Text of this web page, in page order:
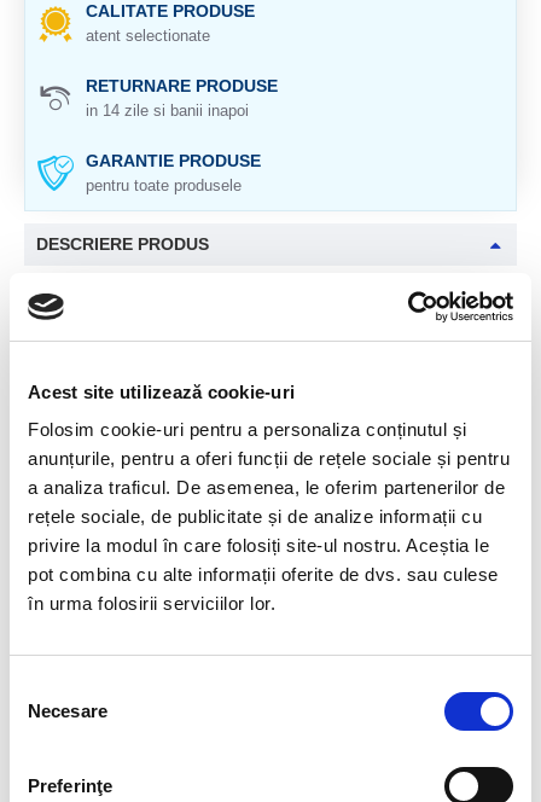
Acest site utilizează cookie-uri
Folosim cookie-uri pentru a personaliza conținutul și
anunțurile, pentru a oferi funcții de rețele sociale și pentru
a analiza traficul. De asemenea, le oferim partenerilor de
rețele sociale, de publicitate și de analize informații cu
privire la modul în care folosiți site-ul nostru. Aceștia le
pot combina cu alte informații oferite de dvs. sau culese
în urma folosirii serviciilor lor.
consimțământului
Necesare
Preferinţe
CALITATE PRODUSE
atent selectionate
RETURNARE PRODUSE
in 14 zile si banii inapoi
GARANTIE PRODUSE
pentru toate produsele
DESCRIERE PRODUS
Acvamarin neslefuit, cristal natural 100%
Cristal unicat. Veti primi exact produsul din imagine.
Acvamarinul este o piatră a liniștii profunde și a curajului
blând.
Poartă nuanțele cerului care se oglindesc în mare și aduce
Inspiră echilibru, comunicare sinceră și încredere în propriul
drum.
Este piatra celor care caută pace, dar și forța de a merge
mai departe.
Pozele sunt realizate cu aparat profesionist sub lumina alba.
dispozitivului dumneavoastra (smartphone, tableta, laptop,